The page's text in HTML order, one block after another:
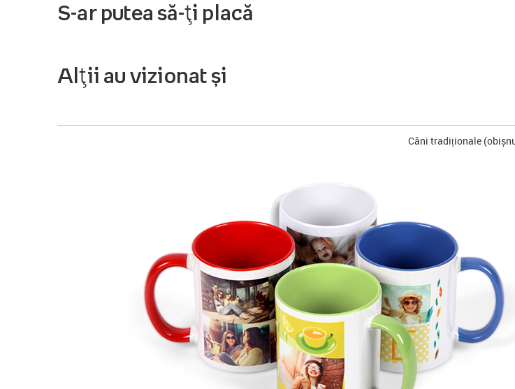
S-ar putea să-ți placă
Alții au vizionat și
Căni tradiționale